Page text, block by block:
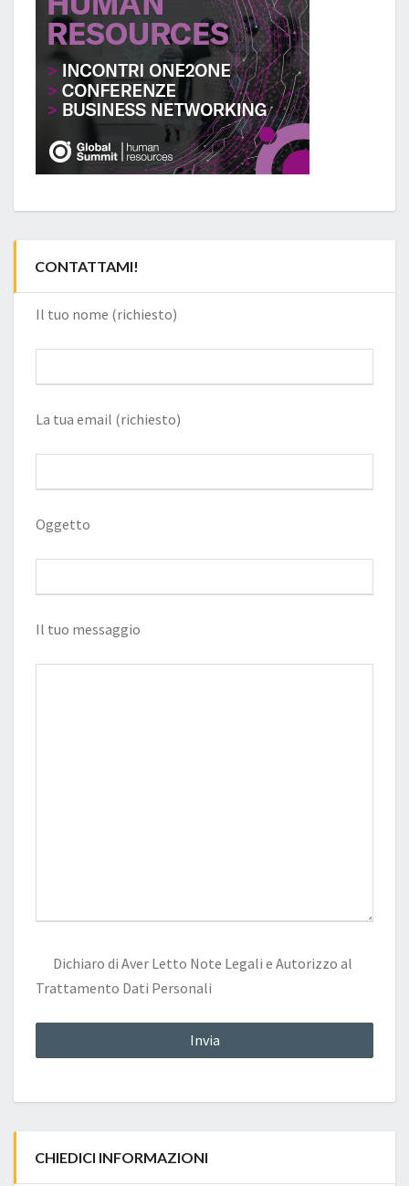
CONTATTAMI!
Il tuo nome (richiesto)
La tua email (richiesto)
Oggetto
Il tuo messaggio
Dichiaro di Aver Letto Note Legali e Autorizzo al
Trattamento Dati Personali
CHIEDICI INFORMAZIONI